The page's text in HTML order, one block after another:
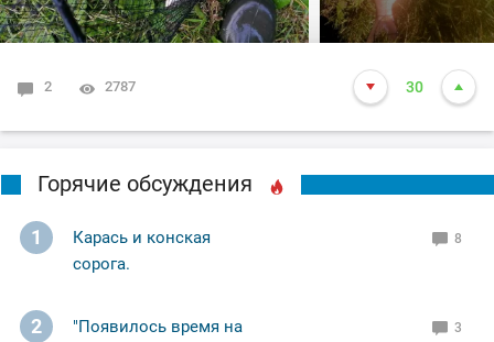
2 2787 30
Горячие обсуждения
1
Карась и конская
сорога.
8
2
"Появилось время на
3